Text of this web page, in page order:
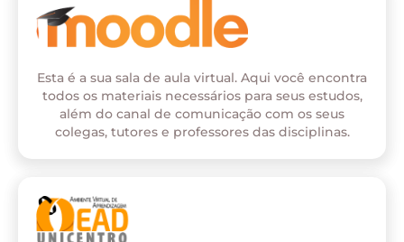
Esta é a sua sala de aula virtual. Aqui você encontra
todos os materiais necessários para seus estudos,
além do canal de comunicação com os seus
colegas, tutores e professores das disciplinas.